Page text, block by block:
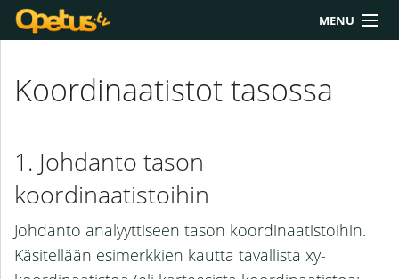
MENU
Lukio
Työkalut
Chat
Koordinaatistot tasossa
Johdanto tason
koordinaatistoihin
Johdanto analyyttiseen tason koordinaatistoihin.
Käsitellään esimerkkien kautta tavallista xy-